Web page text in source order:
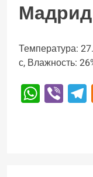
Мадрид
Температура:
с, Влажность: